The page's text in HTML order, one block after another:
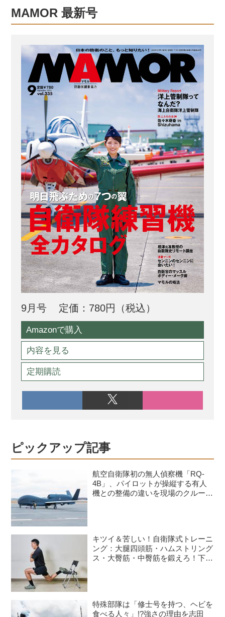
便利だと重宝されている「航空路図
誌」があるが、この役割や魅力につい
イロットの津野氏に聞いてみた。 【津
野拓士氏】 第一工科大学航空工学部准
教授。海上自衛隊でP-3Cの機長などを
務め、退職後に民間の航空会社のパイ
ロットを経た後、現職に就く 全国の飛
行場の情報がまとめられヘリの離発着
のデータも充実 CH‐47JA輸送ヘリコ...
MAMOR 最新号
9月号 定価：780円（税込）
Amazonで購入
内容を見る
定期購読
ピックアップ記事
航空自衛隊初の無人偵察機「RQ-
4B」、パイロットが操縦する有人
機との整備の違いを現場のクルーが
キツイ＆苦しい！自衛隊式トレーニ
ング：大腿四頭筋・ハムストリング
ス・大臀筋・中臀筋を鍛えろ！下半
特殊部隊は「修士号を持つ、ヘビを
食べる人々」!?強さの理由を志田